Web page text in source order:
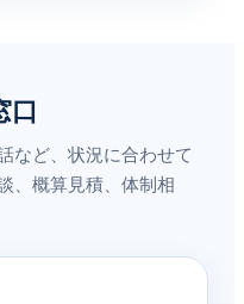
口
など、状況に合わせて
、概算見積、体制相